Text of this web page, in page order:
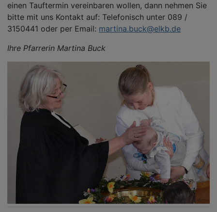
einen Tauftermin vereinbaren wollen, dann nehmen Sie
bitte mit uns Kontakt auf: Telefonisch unter 089 /
3150441 oder per Email: martina.buck@elkb.de
Ihre Pfarrerin Martina Buck